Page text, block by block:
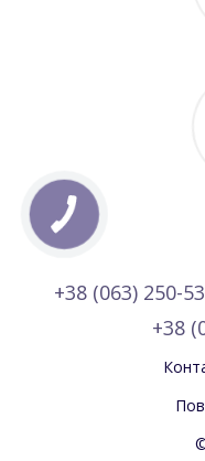
+38 (063) 250-
+38